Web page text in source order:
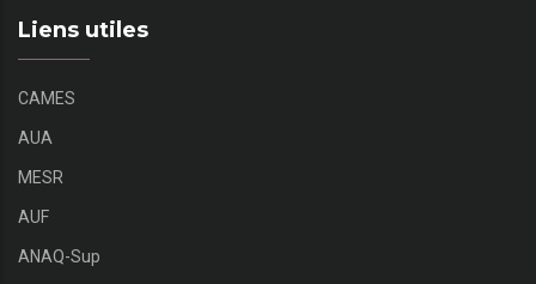
Liens utiles
CAMES
AUA
MESR
AUF
ANAQ-Sup